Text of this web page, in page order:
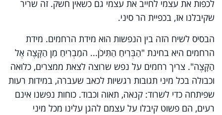
לכפות את עצמי לחייב את עצמי גם כשאין חשק. זה שריר
שקיבלנו אז, בכפיית הר סיני.
הבסיס לשיח הזה בין הנפשות הוא מידת הרחמים. מידת
הרחמים היא בחינת "הַבְּרִיחַ הַתִּיכֹן... המַבְרִיחַ מִן הַקָּצֶה אֶל
הַקָּצֶה". צריך רחמים על נפש שרוצה לצאת ממצרים, כלואה
וכבולה בכל מיני תגובות רגשיות לכאב שעברה, במידות רעות
שפיתחה כדי לשרוד: קנאה, תאוה וכבוד. כוחות נפשנו אינם
רעים, הם פשוט קיבלו על עצמם להגן עלינו מכל מיני